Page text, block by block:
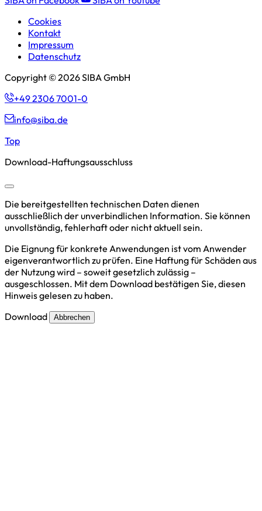
Cookies
Kontakt
Impressum
Datenschutz
Copyright © 2026 SIBA GmbH
+49 2306 7001-0
info@siba.de
Top
Download-Haftungsausschluss
Die bereitgestellten technischen Daten dienen
ausschließlich der unverbindlichen Information. Sie können
unvollständig, fehlerhaft oder nicht aktuell sein.
Die Eignung für konkrete Anwendungen ist vom Anwender
eigenverantwortlich zu prüfen. Eine Haftung für Schäden aus
der Nutzung wird – soweit gesetzlich zulässig –
ausgeschlossen. Mit dem Download bestätigen Sie, diesen
Hinweis gelesen zu haben.
Download
Abbrechen